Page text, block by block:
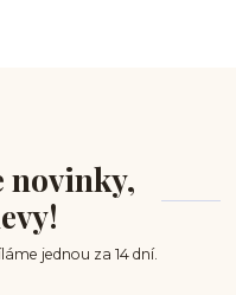
novinky,
jednou za 14 dní.